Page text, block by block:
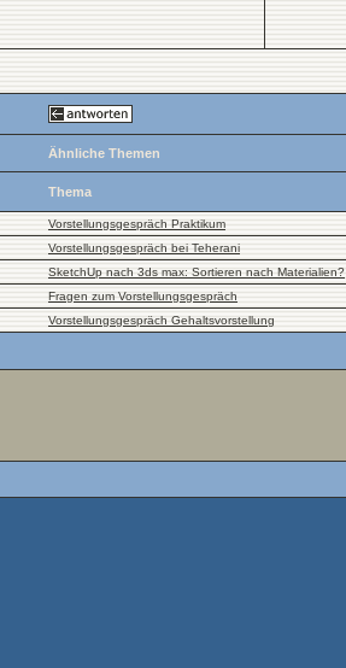
Ähnliche Themen
Thema
Vorstellungsgespräch Praktikum
Vorstellungsgespräch bei Teherani
SketchUp nach 3ds max: Sortieren nach Materialien?
Fragen zum Vorstellungsgespräch
Vorstellungsgespräch Gehaltsvorstellung